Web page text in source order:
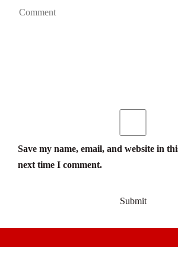
Save my name, email, and website in
next time I comment.